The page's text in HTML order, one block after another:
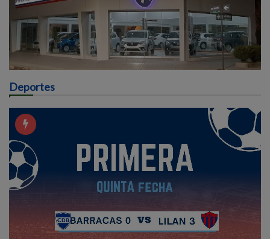
Deportes